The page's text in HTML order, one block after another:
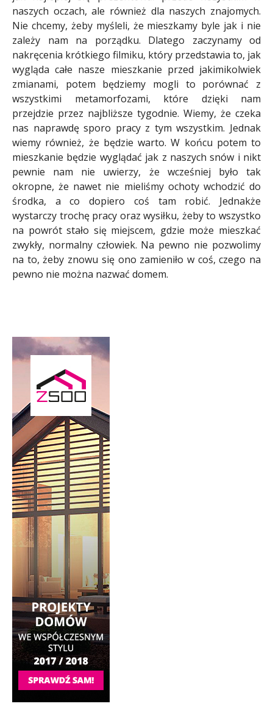
naszych oczach, ale również dla naszych znajomych.
Nie chcemy, żeby myśleli, że mieszkamy byle jak i nie
zależy nam na porządku. Dlatego zaczynamy od
nakręcenia krótkiego filmiku, który przedstawia to, jak
wygląda całe nasze mieszkanie przed jakimikolwiek
zmianami, potem będziemy mogli to porównać z
wszystkimi metamorfozami, które dzięki nam
przejdzie przez najbliższe tygodnie. Wiemy, że czeka
nas naprawdę sporo pracy z tym wszystkim. Jednak
wiemy również, że będzie warto. W końcu potem to
mieszkanie będzie wyglądać jak z naszych snów i nikt
pewnie nam nie uwierzy, że wcześniej było tak
okropne, że nawet nie mieliśmy ochoty wchodzić do
środka, a co dopiero coś tam robić. Jednakże
wystarczy trochę pracy oraz wysiłku, żeby to wszystko
na powrót stało się miejscem, gdzie może mieszkać
zwykły, normalny człowiek. Na pewno nie pozwolimy
na to, żeby znowu się ono zamieniło w coś, czego na
pewno nie można nazwać domem.